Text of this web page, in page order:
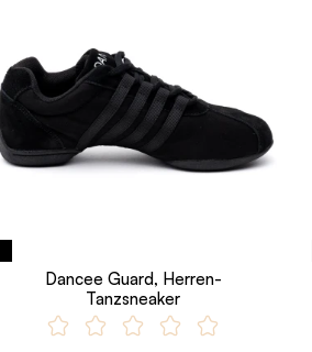
Dancee Guard, Herren-
Tanzsneaker